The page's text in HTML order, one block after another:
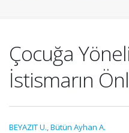
Çocuğa
İstismarın
BEYAZIT U.,Bütün Ayhan A.